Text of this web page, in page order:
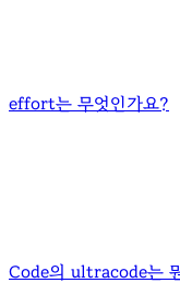
effort는 무엇인가요?
Code의 ultracode는